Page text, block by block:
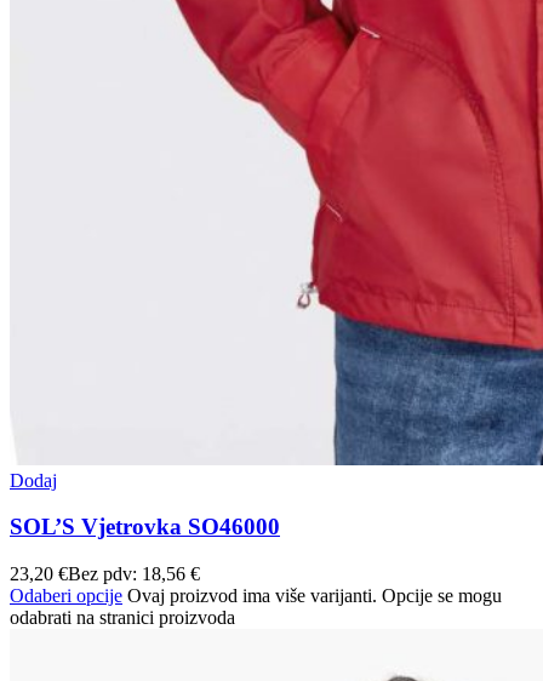
Dodaj
SOL’S Vjetrovka SO46000
23,20 €Bez pdv: 18,56 €
Odaberi opcije Ovaj proizvod ima više varijanti. Opcije se mogu
odabrati na stranici proizvoda